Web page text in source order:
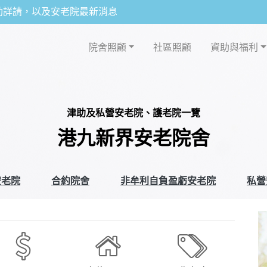
請，以及安老院最新消息
院舍照顧 社區照顧 資助與福利
津助及私營安老院、護老院一覽
港九新界安老院舍
院 合約院舍 非牟利自負盈虧安老院 私